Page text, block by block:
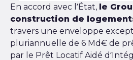
En accord avec l’État, le
construction de
travers une enveloppe
pluriannuelle de 6 Md€ de
par le Prêt Locatif Aidé